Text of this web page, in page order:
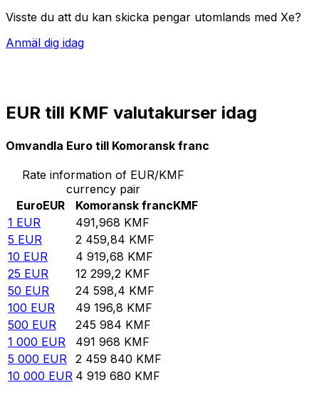
Visste du att du kan skicka pengar utomlands med Xe?
Anmäl dig idag
EUR till KMF valutakurser idag
Omvandla Euro till Komoransk franc
Rate information of EUR/KMF
currency pair
EuroEUR Komoransk francKMF
1 EUR 491,968 KMF
5 EUR 2 459,84 KMF
10 EUR 4 919,68 KMF
25 EUR 12 299,2 KMF
50 EUR 24 598,4 KMF
100 EUR 49 196,8 KMF
500 EUR 245 984 KMF
1 000 EUR 491 968 KMF
5 000 EUR 2 459 840 KMF
10 000 EUR 4 919 680 KMF